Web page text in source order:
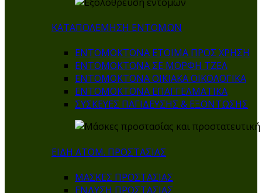
ΚΑΤΑΠΟΛΕΜΗΣΗ ΕΝΤΟΜΩΝ
ΕΝΤΟΜΟΚΤΟΝΑ ΕΤΟΙΜΑ ΠΡΟΣ ΧΡΗΣΗ
ΕΝΤΟΜΟΚΤΟΝΑ ΣΕ ΜΟΡΦΗ ΤΖΕΛ
ΕΝΤΟΜΟΚΤΟΝΑ ΟΙΚΙΑΚΑ ΟΙΚΟΛΟΓΙΚΑ
ΕΝΤΟΜΟΚΤΟΝΑ ΕΠΑΓΓΕΛΜΑΤΙΚΑ
ΣΥΣΚΕΥΕΣ ΠΑΓΙΔΕΥΣΗΣ & ΕΞΟΝΤΩΣΗΣ
ΕΙΔΗ ΑΤΟΜ. ΠΡΟΣΤΑΣΙΑΣ
ΜΑΣΚΕΣ ΠΡΟΣΤΑΣΙΑΣ
ΕΝΔΥΣΗ ΠΡΟΣΤΑΣΙΑΣ